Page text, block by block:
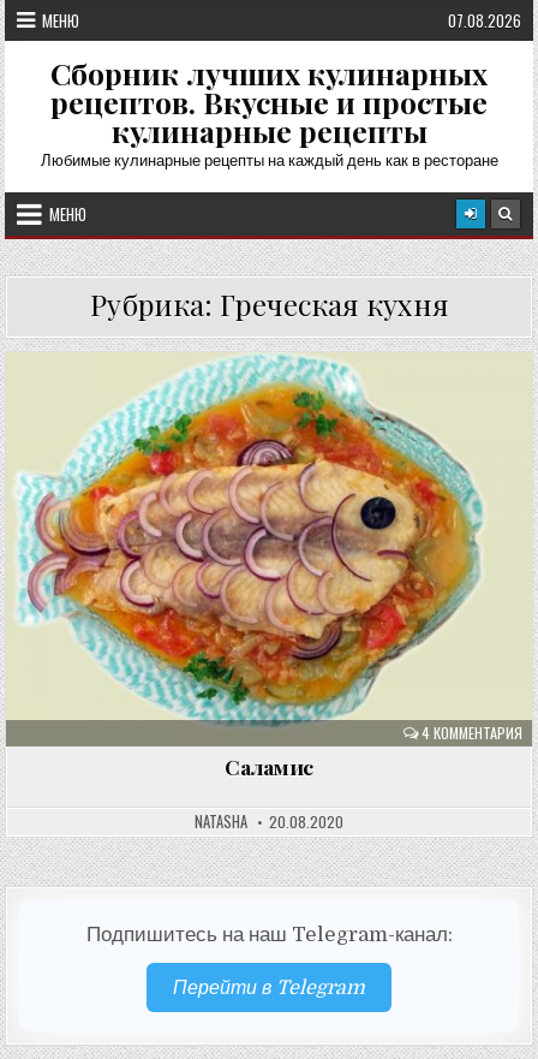
Перейти
к
содержимому
МЕНЮ 07.08.2026
Сборник лучших кулинарных
рецептов. Вкусные и простые
кулинарные рецепты
Любимые кулинарные рецепты на каждый день как в ресторане
МЕНЮ
Рубрика: Греческая кухня
4 КОММЕНТАРИЯ
Саламис
NATASHA 20.08.2020
Подпишитесь на наш Telegram-канал:
Перейти в Telegram